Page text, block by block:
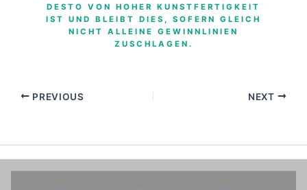
ESTO VON HOHER KUNSTFERTIGKEIT I
ST UND BLEIBT DIES, SOFERN GLEICH N
ICHT ALLEINE GEWINNLINIEN Z
USCHLAGEN.
PREVIOUS NEXT